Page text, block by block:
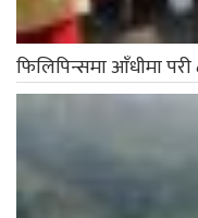
फिलिपिन्समा आँधीमा